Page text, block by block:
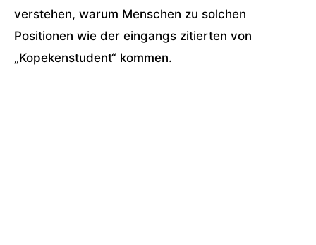
verstehen, warum Menschen zu solchen
Positionen wie der eingangs zitierten von
„Kopekenstudent“ kommen.